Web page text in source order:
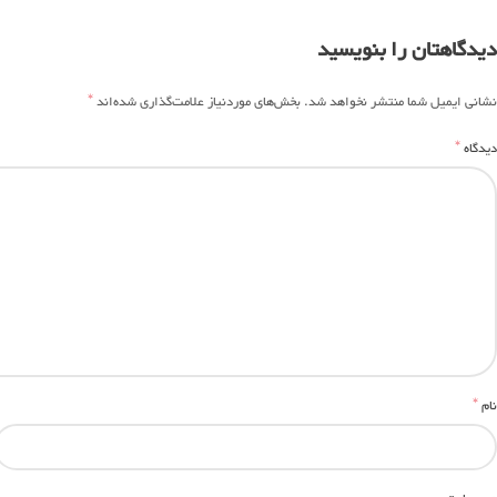
دیدگاهتان را بنویسید
نشانی ایمیل شما منتشر نخواهد شد.بخش‌های موردنیاز علامت‌گذاری شده‌اند*
دیدگاه*
نام*